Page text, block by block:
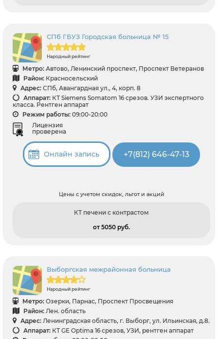
СПб ГБУЗ Городская больница № 15
Народный рейтинг
Метро: Автово, Ленинский проспект, Проспект Ветеранов
Район: Красносельский
Адрес: СПб, Авангардная ул., 4, корп. 8
Аппарат: КТ Siemens Somatom 16 срезов. УЗИ экспертного
класса. Рентген аппарат
Режим работы: 09:00-20:00
Лицензия
проверена
Онлайн запись +7(812) 646-47-13
Цены с учетом скидок, льгот и акций
КТ печени с контрастом
от 5050 pуб.
Выборгская межрайонная больница
Народный рейтинг
Метро: Озерки, Парнас, Проспект Просвещения
Район: Лен. область
Адрес: Ленинградская область, г. Выборг, ул. Ильинская, д.8.
Аппарат: КТ GE Optima 16 срезов, УЗИ, рентген аппарат